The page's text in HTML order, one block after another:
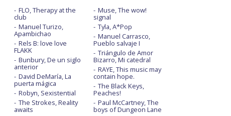
FLO, Therapy at the
club
Manuel Turizo,
Apambichao
Rels B: love love
FLAKK
Bunbury, De un siglo
anterior
David DeMaría, La
puerta mágica
Robyn, Sexistential
The Strokes, Reality
awaits
Muse, The wow!
signal
Tyla, A*Pop
Manuel Carrasco,
Pueblo salvaje I
Triángulo de Amor
Bizarro, Mi catedral
RAYE, This music may
contain hope.
The Black Keys,
Peaches!
Paul McCartney, The
boys of Dungeon Lane